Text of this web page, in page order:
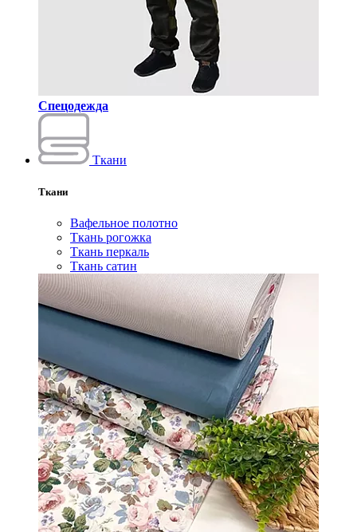
Спецодежда
Ткани
Ткани
Вафельное полотно
Ткань рогожка
Ткань перкаль
Ткань сатин